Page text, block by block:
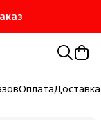
ОплатаДоставка